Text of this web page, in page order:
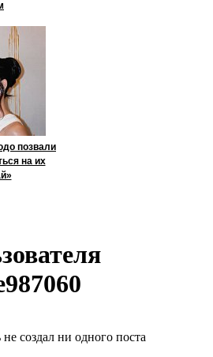
позвали
на их
не создал ни одного поста